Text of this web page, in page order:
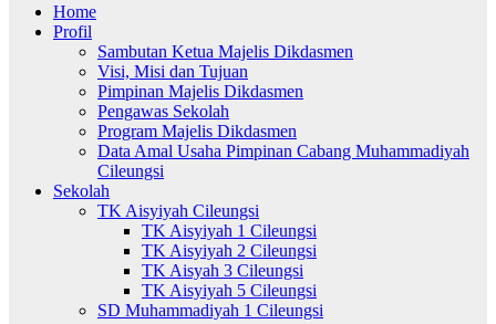
Home
Profil
Sambutan Ketua Majelis Dikdasmen
Visi, Misi dan Tujuan
Pimpinan Majelis Dikdasmen
Pengawas Sekolah
Program Majelis Dikdasmen
Data Amal Usaha Pimpinan Cabang Muhammadiyah
Cileungsi
Sekolah
TK Aisyiyah Cileungsi
TK Aisyiyah 1 Cileungsi
TK Aisyiyah 2 Cileungsi
TK Aisyah 3 Cileungsi
TK Aisyiyah 5 Cileungsi
SD Muhammadiyah 1 Cileungsi